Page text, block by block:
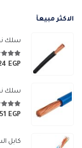
الاكثر مبيعآ
سلك
4.67
EGP
سلك
4.83
EGP
كابل